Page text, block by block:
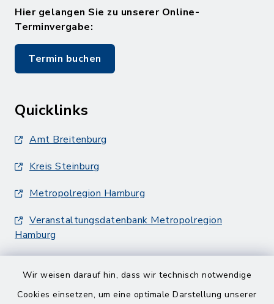
Wir weisen darauf hin, dass wir technisch notwendige
Cookies einsetzen, um eine optimale Darstellung unserer
Hier gelangen Sie zu unserer Online-
Terminvergabe:
Termin buchen
Quicklinks
Amt Breitenburg
Kreis Steinburg
Metropolregion Hamburg
Veranstaltungsdatenbank Metropolregion
Hamburg